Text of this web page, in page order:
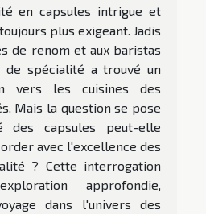
en capsules intrigue et
plus exigeant. Jadis
de renom et aux baristas
de spécialité a trouvé un
vers les cuisines des
Mais la question se pose
des capsules peut-elle
avec l'excellence des
? Cette interrogation
approfondie,
dans l'univers des